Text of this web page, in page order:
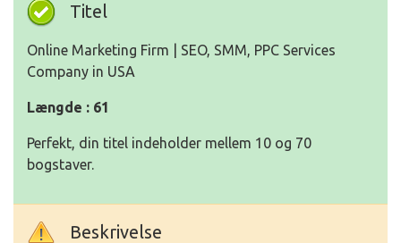
Titel
Online Marketing Firm | SEO, SMM, PPC Services
Company in USA
Længde : 61
Perfekt, din titel indeholder mellem 10 og 70
bogstaver.
Beskrivelse